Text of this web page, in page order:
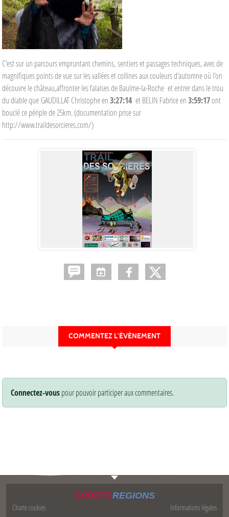
C'est sur un parcours empruntant chemins, sentiers et passages techniques, avec de
magnifiques points de vue sur les vallées et collines aux couleurs d'automne où l'on
découvre le château,affronter les falaises de Baulme-la-Roche et entrer dans le trou
du diable que GAUDILLAT Christophe en3:27:14et BELIN Fabrice en3:59:17ont
bouclé ce périple de 25km. (documentation prise sur
http://www.traildesorcieres.com/)
COMMENTEZ L’ÉVÈNEMENT
Connectez-vouspour pouvoir participer aux commentaires.
SPORTSREGIONS
Charte cookies Informations légales